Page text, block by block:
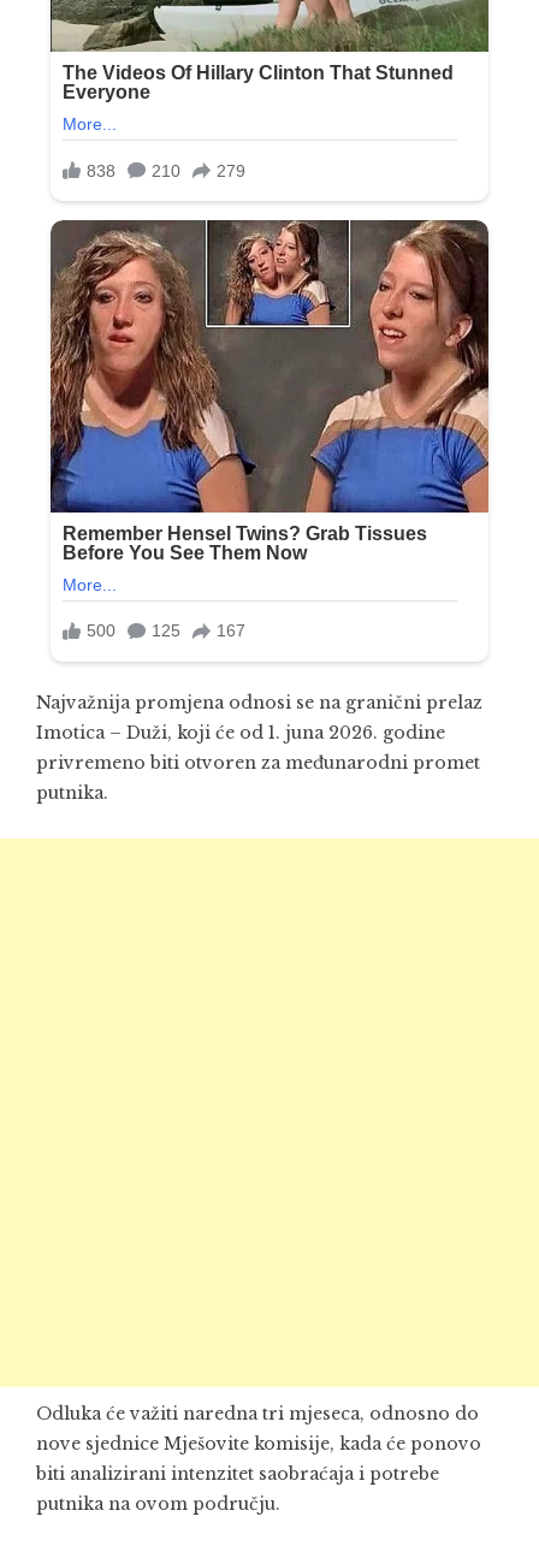
Najvažnija promjena odnosi se na granični prelaz
Imotica – Duži, koji će od 1. juna 2026. godine
privremeno biti otvoren za međunarodni promet
putnika.
Odluka će važiti naredna tri mjeseca, odnosno do
nove sjednice Mješovite komisije, kada će ponovo
biti analizirani intenzitet saobraćaja i potrebe
putnika na ovom području.